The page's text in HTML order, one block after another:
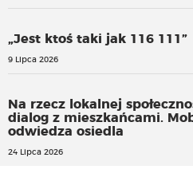
„Jest ktoś taki jak 116 111”
9 Lipca 2026
Na rzecz lokalnej
dialog z mieszkańcami.
odwiedza osiedla
24 Lipca 2026